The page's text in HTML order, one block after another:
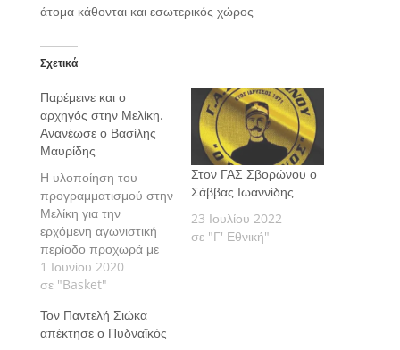
Σχετικά
Παρέμεινε και ο
αρχηγός στην Μελίκη.
Ανανέωσε ο Βασίλης
Μαυρίδης
Η υλοποίηση του
προγραμματισμού στην
Μελίκη για την
ερχόμενη αγωνιστική
περίοδο προχωρά με
γοργούς ρυθμούς
1 Ιουνίου 2020
σε "Basket"
Στον ΓΑΣ Σβορώνου ο
Σάββας Ιωαννίδης
23 Ιουλίου 2022
σε "Γ' Εθνική"
Τον Παντελή Σιώκα
απέκτησε ο Πυδναϊκός